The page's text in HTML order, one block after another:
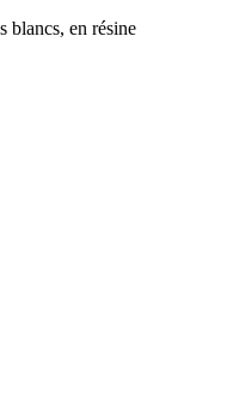
blancs, en résine